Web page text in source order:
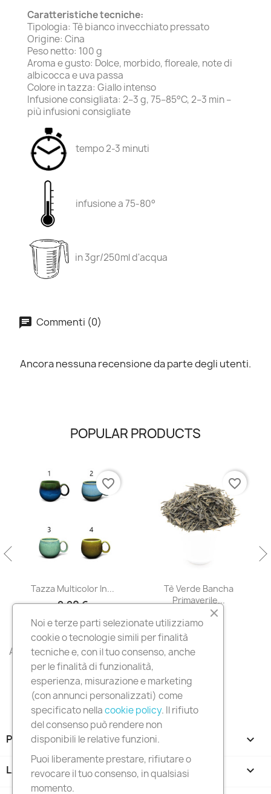
Caratteristiche tecniche:
Tipologia: Tè bianco invecchiato pressato
Origine: Cina
Peso netto: 100 g
Aroma e gusto: Dolce, morbido, floreale, note di
albicocca e uva passa
Colore in tazza: Giallo intenso
Infusione consigliata: 2–3 g, 75–85°C, 2–3 min –
più infusioni consigliate
tempo 2-3 minuti
infusione a 75-80°
in 3gr/250ml d'acqua
Commenti (0)
Ancora nessuna recensione da parte degli utenti.
POPULAR PRODUCTS
Tazza Multicolor In...
9,90 €
favorite_border
Tè Verde Bancha
Primaverile...
11,90 €
favorite_border
All products
PRODOTTI 
LA NOSTRA AZIENDA 
Noi e terze parti selezionate utilizziamo
cookie o tecnologie simili per finalità
tecniche e, con il tuo consenso, anche
per le finalità di funzionalità,
esperienza, misurazione e marketing
(con annunci personalizzati) come
specificato nellacookie policy. Il rifiuto
del consenso può rendere non
disponibili le relative funzioni.
Puoi liberamente prestare, rifiutare o
revocare il tuo consenso, in qualsiasi
momento.